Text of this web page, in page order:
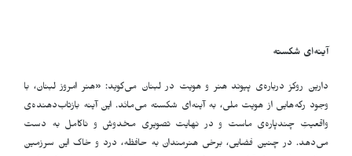
آینه‌ای شکسته
دارین روکز درباره‌ی پیوند هنر و هویت در لبنان می‌گوید: «هنر امروز لبنان، با
وجود رگه‌هایی از هویت ملی، به آینه‌ای شکسته می‌مانَد. این آینه بازتاب‌دهنده‌ی
واقعیتِ چندپاره‌ی ماست و در نهایت تصویری مخدوش و ناکامل به دست
می‌دهد. در چنین فضایی، برخی هنرمندان به حافظه، درد و خاک این سرزمین